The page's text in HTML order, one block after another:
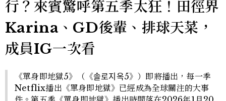
行？來賓驚呼第五季太狂！田徑界
Karina、GD後輩、排球天菜，
成員IG一次看
《單身即地獄5》（《솔로지옥5》）即將播出，每一季
Netflix播出《單身即地獄》已經成為全球關注的大事